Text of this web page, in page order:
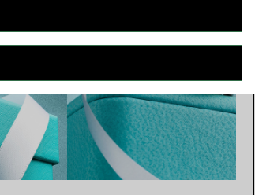
Comment assortir alliance et